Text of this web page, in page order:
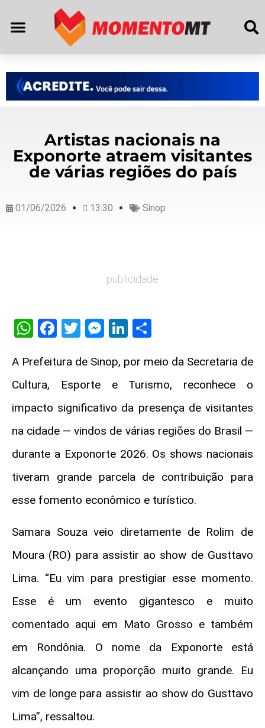
Artistas nacionais na
Exponorte atraem visitantes
de várias regiões do país
01/06/2026 13:30 Sinop
publicidade
WhatsApp
Facebook
Twitter
Messenger
LinkedIn
A Prefeitura de Sinop, por meio da Secretaria de
Cultura, Esporte e Turismo, reconhece o
impacto significativo da presença de visitantes
na cidade — vindos de várias regiões do Brasil —
durante a Exponorte 2026. Os shows nacionais
tiveram grande parcela de contribuição para
esse fomento econômico e turístico.
Samara Souza veio diretamente de Rolim de
Moura (RO) para assistir ao show de Gusttavo
Lima. “Eu vim para prestigiar esse momento.
Esse é um evento gigantesco e muito
comentado aqui em Mato Grosso e também
em Rondônia. O nome da Exponorte está
alcançando uma proporção muito grande. Eu
vim de longe para assistir ao show do Gusttavo
Lima”, ressaltou.